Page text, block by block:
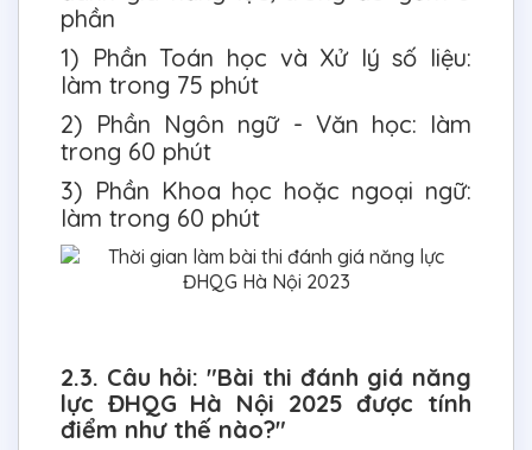
phần
1) Phần Toán học và Xử lý số liệu:
làm trong 75 phút
2) Phần Ngôn ngữ - Văn học: làm
trong 60 phút
3) Phần Khoa học hoặc ngoại ngữ:
làm trong 60 phút
2.3. Câu hỏi: "Bài thi đánh giá năng
lực ĐHQG Hà Nội 2025 được tính
điểm như thế nào?"